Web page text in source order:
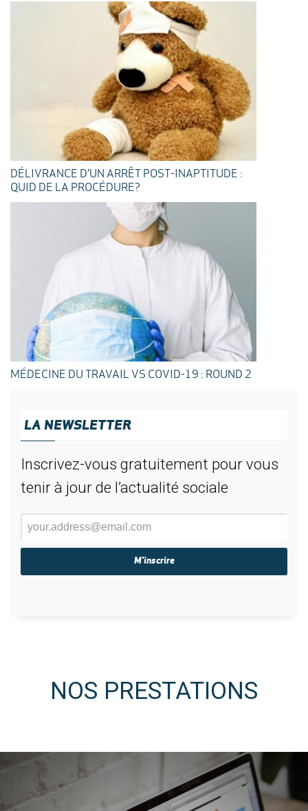
DÉLIVRANCE D’UN ARRÊT POST-INAPTITUDE :
QUID DE LA PROCÉDURE?
MÉDECINE DU TRAVAIL VS COVID-19 : ROUND 2
LA NEWSLETTER
Inscrivez-vous gratuitement pour vous
tenir à jour de l’actualité sociale
NOS PRESTATIONS